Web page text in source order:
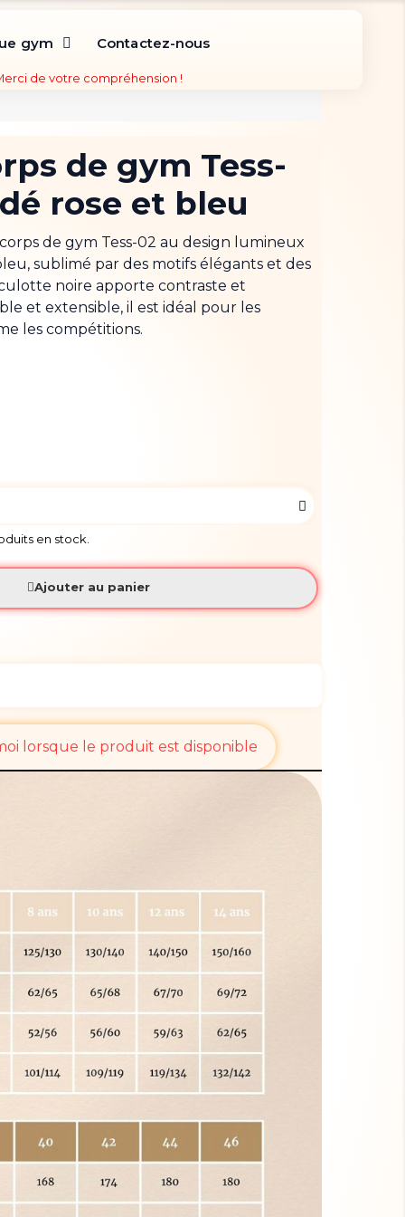
gym Contactez-nous
de votre compréhension !
de gym Tess-
rose et bleu
de gym Tess-02 au design lumineux
sublimé par des motifs élégants et des
culotte noire apporte contraste et
et extensible, il est idéal pour les
les compétitions.
en stock.
Ajouter au panier
lorsque le produit est disponible